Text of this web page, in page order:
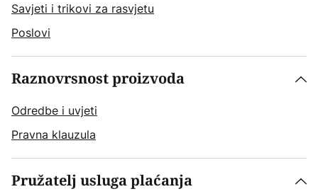
Savjeti i trikovi za rasvjetu
Poslovi
Raznovrsnost proizvoda
Odredbe i uvjeti
Pravna klauzula
Pružatelj usluga plaćanja